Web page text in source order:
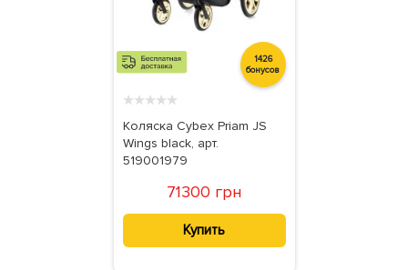
1426
бонусов
★★★★★
Коляска Cybex Priam JS
Wings black, арт.
519001979
71300 грн
Купить